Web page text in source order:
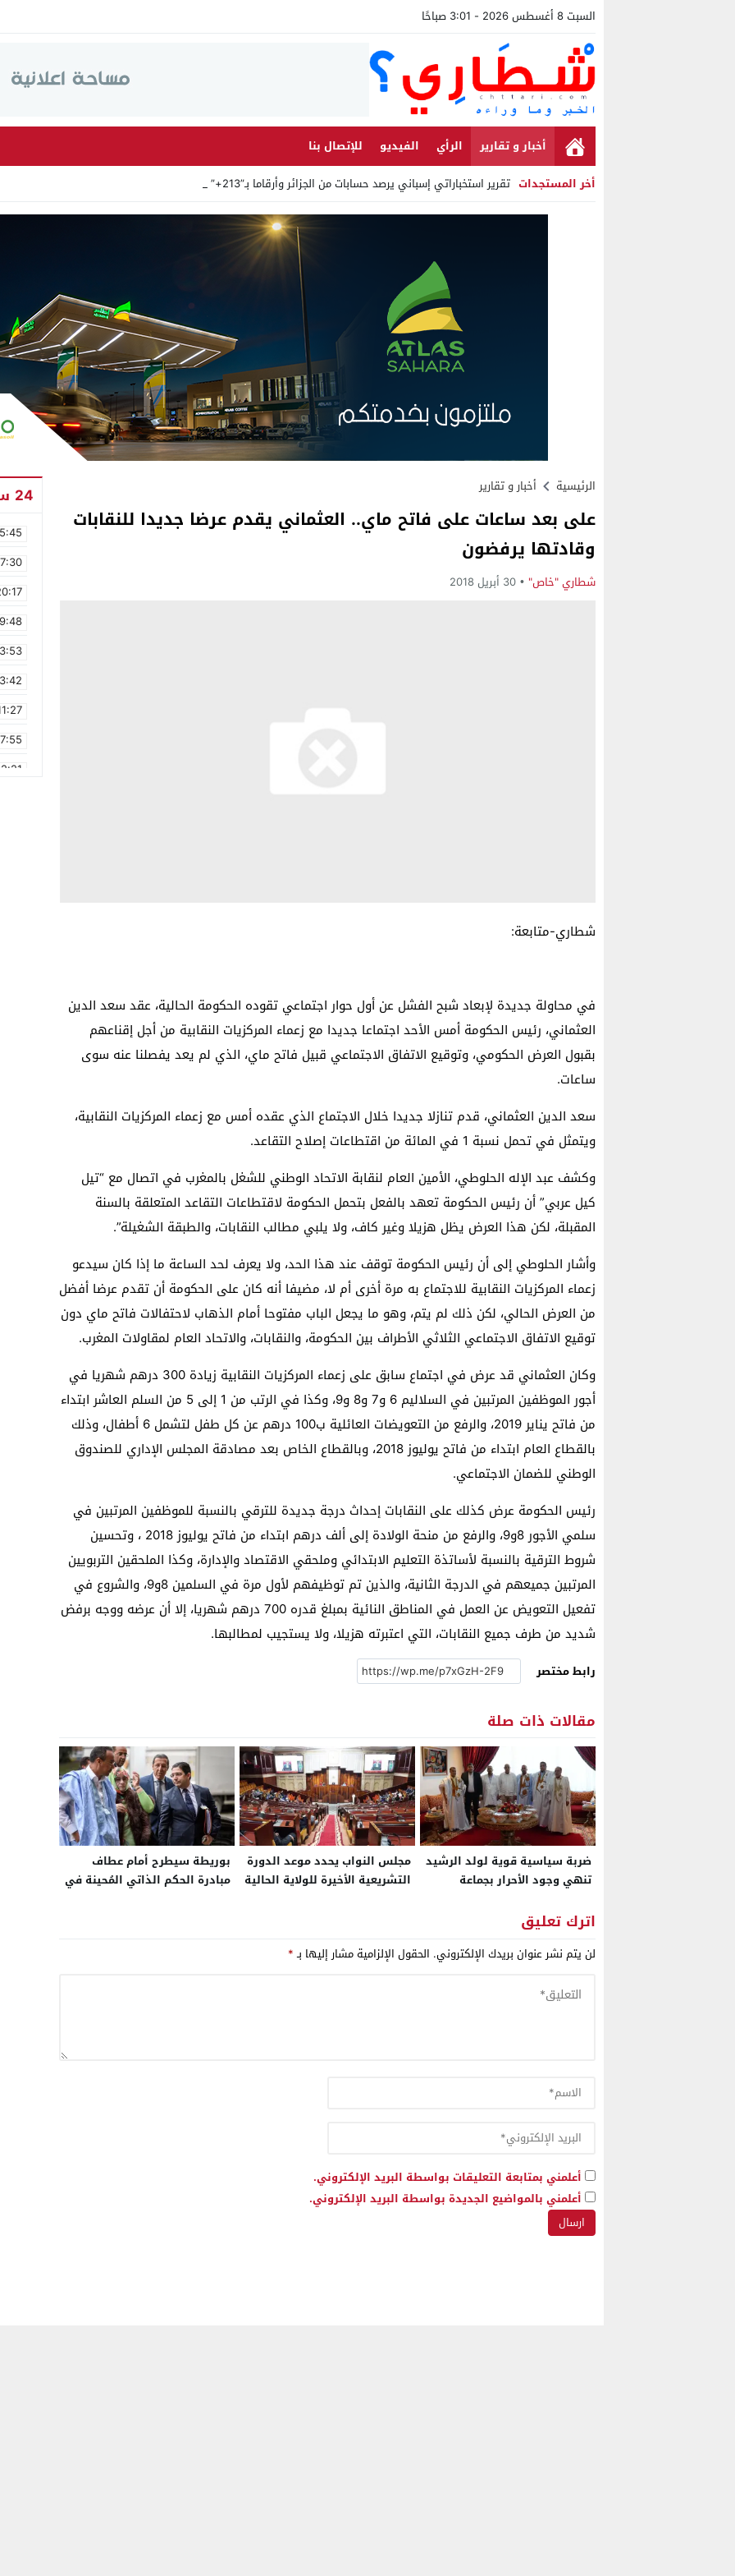
السبت 8 أغسطس 2026 - 3:01 صباحًا
أخبار و تقارير الرأي الفيديو
للإتصال بنا
أخر المستجدات تقرير استخباراتي إسباني يرصد حسابات من الجزائر وأرقاما بـ”213+” ضمن حملة _
Stop
الرئيسية أخبار و تقارير
على بعد ساعات على فاتح ماي.. العثماني يقدم عرضا جديدا للنقابات
وقادتها يرفضون
شطاري "خاص" 30 أبريل 2018
شطاري-متابعة:
في محاولة جديدة لإبعاد شبح الفشل عن أول حوار اجتماعي تقوده الحكومة الحالية، عقد سعد الدين
العثماني، رئيس الحكومة أمس الأحد اجتماعا جديدا مع زعماء المركزيات النقابية من أجل إقناعهم
بقبول العرض الحكومي، وتوقيع الاتفاق الاجتماعي قبيل فاتح ماي، الذي لم يعد يفصلنا عنه سوى
ساعات.
سعد الدين العثماني، قدم تنازلا جديدا خلال الاجتماع الذي عقده أمس مع زعماء المركزيات النقابية،
ويتمثل في تحمل نسبة 1 في المائة من اقتطاعات إصلاح التقاعد.
وكشف عبد الإله الحلوطي، الأمين العام لنقابة الاتحاد الوطني للشغل بالمغرب في اتصال مع “تيل
كيل عربي” أن رئيس الحكومة تعهد بالفعل بتحمل الحكومة لاقتطاعات التقاعد المتعلقة بالسنة
المقبلة، لكن هذا العرض يظل هزيلا وغير كاف، ولا يلبي مطالب النقابات، والطبقة الشغيلة”.
وأشار الحلوطي إلى أن رئيس الحكومة توقف عند هذا الحد، ولا يعرف لحد الساعة ما إذا كان سيدعو
زعماء المركزيات النقابية للاجتماع به مرة أخرى أم لا، مضيفا أنه كان على الحكومة أن تقدم عرضا أفضل
من العرض الحالي، لكن ذلك لم يتم، وهو ما يجعل الباب مفتوحا أمام الذهاب لاحتفالات فاتح ماي دون
توقيع الاتفاق الاجتماعي الثلاثي الأطراف بين الحكومة، والنقابات، والاتحاد العام لمقاولات المغرب.
وكان العثماني قد عرض في اجتماع سابق على زعماء المركزيات النقابية زيادة 300 درهم شهريا في
أجور الموظفين المرتبين في السلاليم 6 و7 و8 و9، وكذا في الرتب من 1 إلى 5 من السلم العاشر ابتداء
من فاتح يناير 2019، والرفع من التعويضات العائلية ب100 درهم عن كل طفل لتشمل 6 أطفال، وذلك
بالقطاع العام ابتداء من فاتح يوليوز 2018، وبالقطاع الخاص بعد مصادقة المجلس الإداري للصندوق
الوطني للضمان الاجتماعي.
رئيس الحكومة عرض كذلك على النقابات إحداث درجة جديدة للترقي بالنسبة للموظفين المرتبين في
سلمي الأجور 8و9، والرفع من منحة الولادة إلى ألف درهم ابتداء من فاتح يوليوز 2018 ، وتحسين
شروط الترقية بالنسبة لأساتذة التعليم الابتدائي وملحقي الاقتصاد والإدارة، وكذا الملحقين التربويين
المرتبين جميعهم في الدرجة الثانية، والذين تم توظيفهم لأول مرة في السلمين 8و9، والشروع في
تفعيل التعويض عن العمل في المناطق النائية بمبلغ قدره 700 درهم شهريا، إلا أن عرضه ووجه برفض
شديد من طرف جميع النقابات، التي اعتبرته هزيلا، ولا يستجيب لمطالبها.
رابط مختصر
مقالات ذات صلة
ضربة سياسية قوية لولد الرشيد
تنهي وجود الأحرار بجماعة
مجلس النواب يحدد موعد الدورة
التشريعية الأخيرة للولاية الحالية
بوريطة سيطرح أمام عطاف
مبادرة الحكم الذاتي المُحينة في
اترك تعليق
لن يتم نشر عنوان بريدك الإلكتروني. الحقول الإلزامية مشار إليها بـ*
أعلمني بمتابعة التعليقات بواسطة البريد الإلكتروني.
أعلمني بالمواضيع الجديدة بواسطة البريد الإلكتروني.
24 ساعة